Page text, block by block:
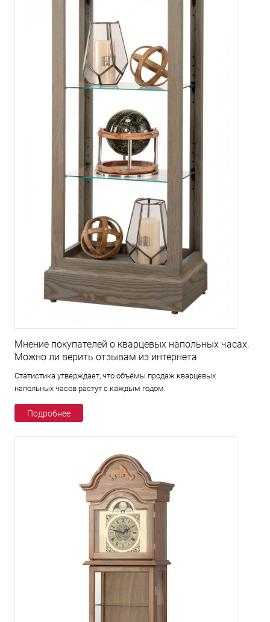
Мнение покупателей о кварцевых напольных часах.
Можно ли верить отзывам из интернета
Статистика утверждает, что объёмы продаж кварцевых
напольных часов растут с каждым годом.
Подробнее